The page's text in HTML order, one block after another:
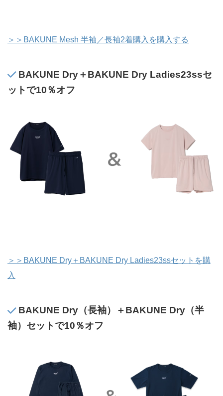
＞＞BAKUNE Mesh 半袖／長袖2着購入を購入する
BAKUNE Dry＋BAKUNE Dry Ladies23ssセ
ットで10％オフ
＞＞BAKUNE Dry＋BAKUNE Dry Ladies23ssセットを購
入
BAKUNE Dry（長袖）＋BAKUNE Dry（半
袖）セットで10％オフ